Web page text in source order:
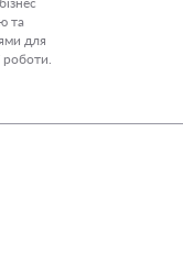
та
для
роботи.